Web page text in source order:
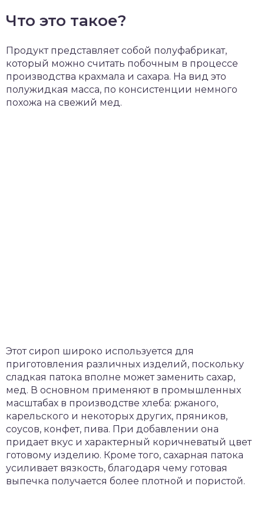
Что это такое?
Продукт представляет собой полуфабрикат,
который можно считать побочным в процессе
производства крахмала и сахара. На вид это
полужидкая масса, по консистенции немного
похожа на свежий мед.
Этот сироп широко используется для
приготовления различных изделий, поскольку
сладкая патока вполне может заменить сахар,
мед. В основном применяют в промышленных
масштабах в производстве хлеба: ржаного,
карельского и некоторых других, пряников,
соусов, конфет, пива. При добавлении она
придает вкус и характерный коричневатый цвет
готовому изделию. Кроме того, сахарная патока
усиливает вязкость, благодаря чему готовая
выпечка получается более плотной и пористой.